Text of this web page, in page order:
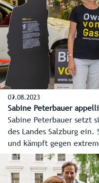
und spart CO2 ein.
09.08.2023
Sabine Peterbauer
Sabine Peterbauer setzt
des Landes Salzburg
und kämpft gegen